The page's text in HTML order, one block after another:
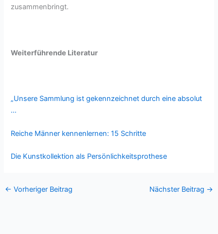
zusammenbringt.
Weiterführende Literatur
„Unsere Sammlung ist gekennzeichnet durch eine absolut
…
Reiche Männer kennenlernen: 15 Schritte
Die Kunstkollektion als Persönlichkeitsprothese
← Vorheriger Beitrag Nächster Beitrag →